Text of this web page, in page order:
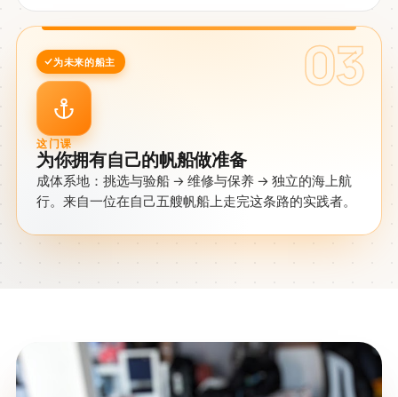
03
为未来的船主
这门课
为你拥有自己的帆船做准备
成体系地：挑选与验船 → 维修与保养 → 独立的海上航
行。来自一位在自己五艘帆船上走完这条路的实践者。